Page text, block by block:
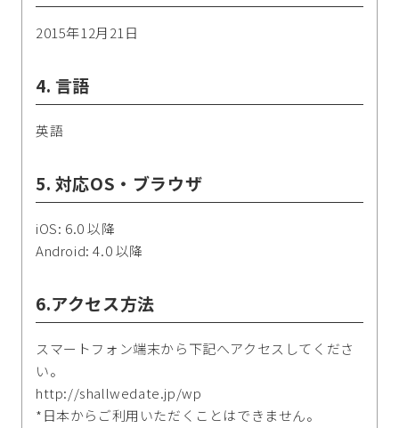
2015年12月21日
4. 言語
英語
5. 対応OS・ブラウザ
iOS: 6.0 以降
Android: 4.0 以降
6.アクセス方法
スマートフォン端末から下記へアクセスしてくださ
い。
http://shallwedate.jp/wp
*日本からご利用いただくことはできません。